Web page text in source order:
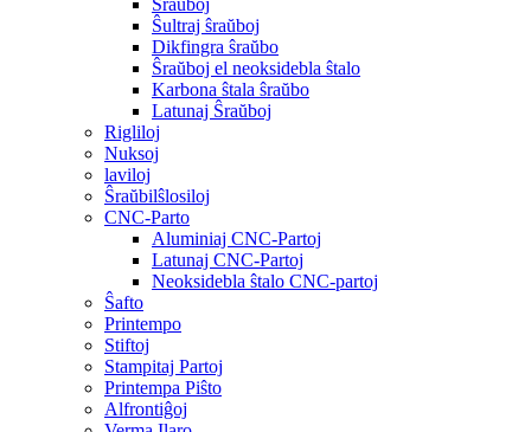
Ŝraŭboj
Ŝultraj ŝraŭboj
Dikfingra ŝraŭbo
Ŝraŭboj el neoksidebla ŝtalo
Karbona ŝtala ŝraŭbo
Latunaj Ŝraŭboj
Rigliloj
Nuksoj
laviloj
Ŝraŭbilŝlosiloj
CNC-Parto
Aluminiaj CNC-Partoj
Latunaj CNC-Partoj
Neoksidebla ŝtalo CNC-partoj
Ŝafto
Printempo
Stiftoj
Stampitaj Partoj
Printempa Piŝto
Alfrontiĝoj